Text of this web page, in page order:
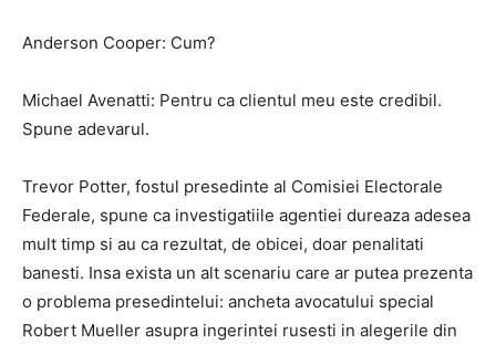
Anderson Cooper: Cum?
Michael Avenatti: Pentru ca clientul meu este credibil.
Spune adevarul.
Trevor Potter, fostul presedinte al Comisiei Electorale
Federale, spune ca investigatiile agentiei dureaza adesea
mult timp si au ca rezultat, de obicei, doar penalitati
banesti. Insa exista un alt scenariu care ar putea prezenta
o problema presedintelui: ancheta avocatului special
Robert Mueller asupra ingerintei rusesti in alegerile din